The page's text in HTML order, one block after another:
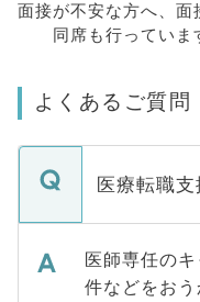
面接が不安な方へ、 面
同席も行っていま
よくあるご質問
医療転職
医師専任の
件などをお